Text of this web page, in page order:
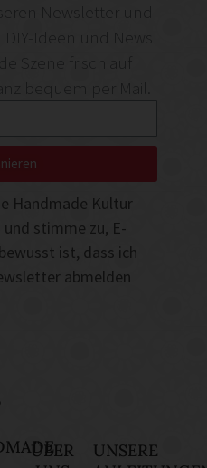
bequem per Mail.
Handmade Kultur
und stimme zu, E-
ist, dass ich
abmelden
ÜBER
UNSERE